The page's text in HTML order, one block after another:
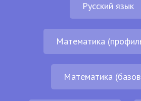
Русский язык
Математика
Математика